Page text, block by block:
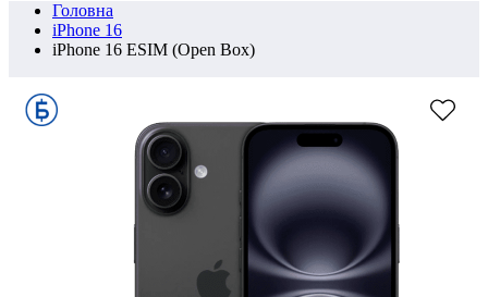
Головна
iPhone 16
iPhone 16 ESIM (Open Box)